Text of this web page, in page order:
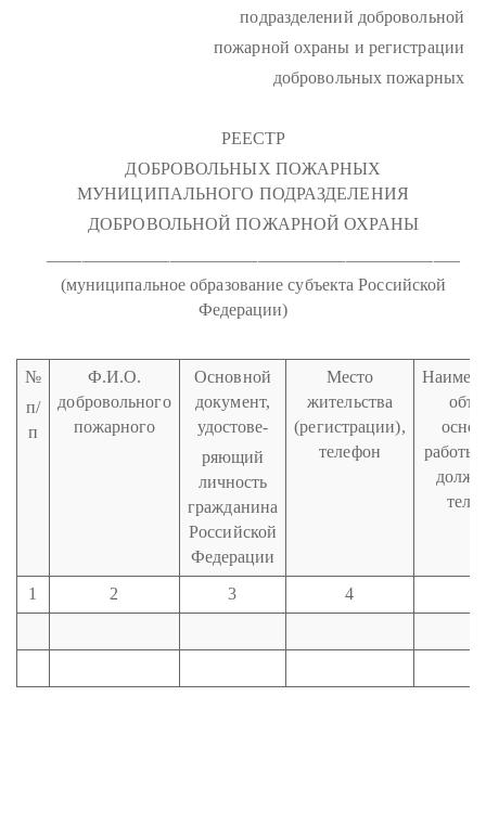
подразделений добровольной
пожарной охраны и регистрации
добровольных пожарных
РЕЕСТР
ДОБРОВОЛЬНЫХ ПОЖАРНЫХ
МУНИЦИПАЛЬНОГО ПОДРАЗДЕЛЕНИЯ
ДОБРОВОЛЬНОЙ ПОЖАРНОЙ ОХРАНЫ
(муниципальное образование субъекта Российской
Федерации)
№
п/
п
Ф.И.О.
добровольного
пожарного
Основной
документ,
удостове-
ряющий
личность
гражданина
Российской
Федерации
Место
жительства
(регистрации),
телефон
работы,
1 2 3 4